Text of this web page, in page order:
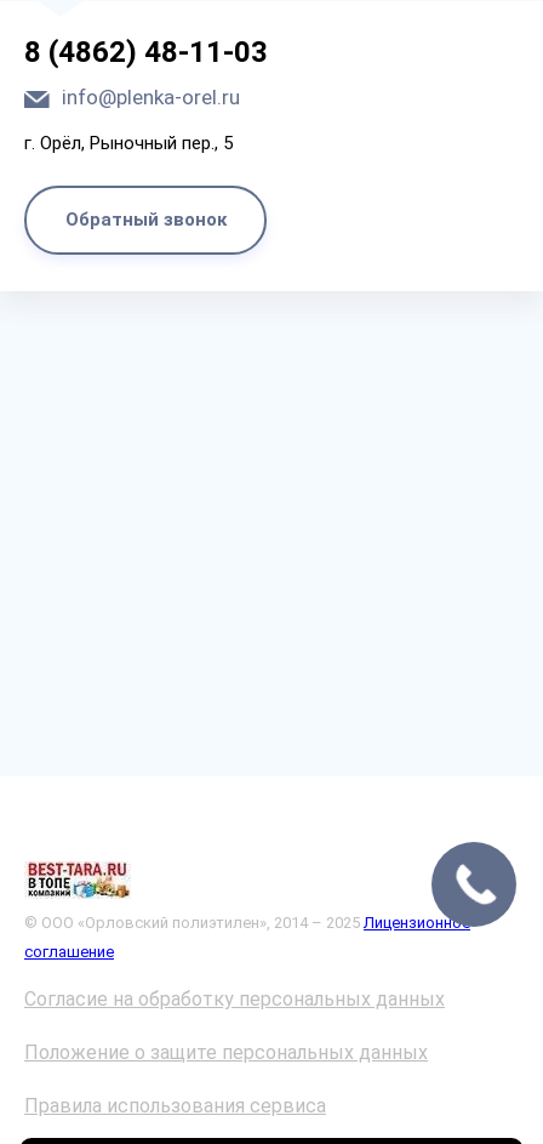
8 (4862) 48-11-03
info@plenka-orel.ru
г. Орёл, Рыночный пер., 5
Обратный звонок
© ООО «Орловский полиэтилен», 2014 – 2025 Лицензионное
соглашение
Согласие на обработку персональных данных
Положение о защите персональных данных
Правила использования сервиса